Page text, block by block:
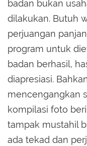
badan bukan
dilakukan. Butuh
perjuangan
program untuk
badan berhasil,
diapresiasi.
mencengangkan
kompilasi foto
tampak mustahil
ada tekad dan